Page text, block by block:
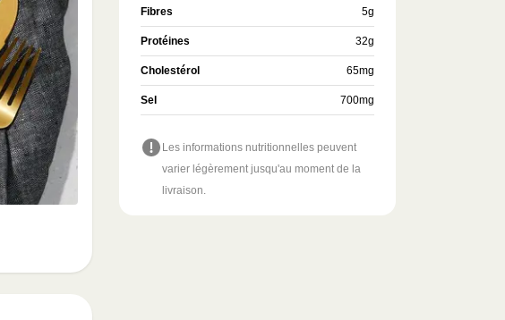
Fibres 5g
Protéines 32g
Cholestérol 65mg
Sel 700mg
Les informations nutritionnelles peuvent
varier légèrement jusqu'au moment de la
livraison.